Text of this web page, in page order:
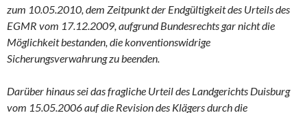
zum 10.05.2010, dem Zeitpunkt der Endgültigkeit des Urteils des
EGMR vom 17.12.2009, aufgrund Bundesrechts gar nicht die
Möglichkeit bestanden, die konventionswidrige
Sicherungsverwahrung zu beenden.
Darüber hinaus sei das fragliche Urteil des Landgerichts Duisburg
vom 15.05.2006 auf die Revision des Klägers durch die